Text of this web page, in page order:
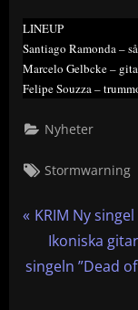
LINEUP
Santiago Ramonda –
Marcelo Gelbcke –
Felipe Souzza –
Nyheter
Tags:
Stormwarning
P
e
KRIM Ny singel
N
e
Ikoniska
singeln ”Dead